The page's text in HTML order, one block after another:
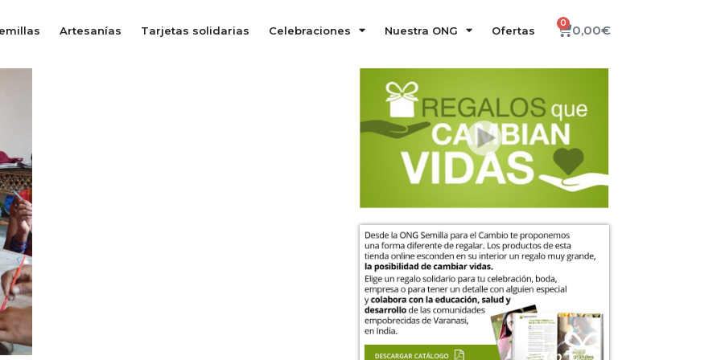
Artesanías Tarjetas solidarias Celebraciones Nuestra ONG Ofertas 0,00€
0